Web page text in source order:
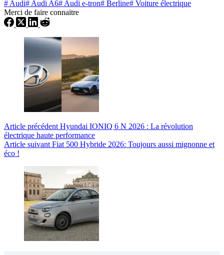
# Audi# Audi A6# Audi e-tron# Berline# Voiture électrique
Merci de faire connaitre
Article précédent Hyundai IONIQ 6 N 2026 : La révolution
électrique haute performance
Article suivant Fiat 500 Hybride 2026: Toujours aussi mignonne et
éco !